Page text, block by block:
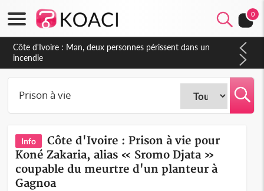
0
Côte d'Ivoire : Séileu, la célébration de la fête nationale
transformée en vaste campagne contre les produits
dépigmentants dangereux
Info
Côte d'Ivoire : Prison à vie pour
Koné Zakaria, alias « Sromo Djata »
coupable du meurtre d'un planteur à
Gagnoa